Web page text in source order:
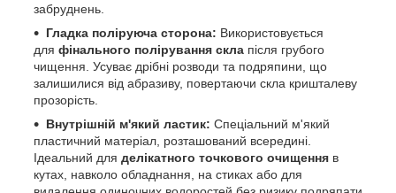
забруднень.
Гладка поліруюча сторона: Використовується
для фінального полірування скла після грубого
чищення. Усуває дрібні розводи та подряпини, що
залишилися від абразиву, повертаючи скла кришталеву
прозорість.
Внутрішній м'який ластик: Спеціальний м'який
пластичний матеріал, розташований всередині.
Ідеальний для делікатного точкового очищення в
кутах, навколо обладнання, на стиках або для